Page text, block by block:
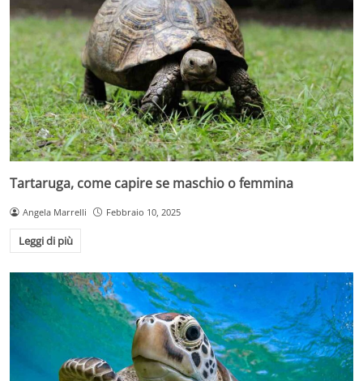
Tartaruga, come capire se maschio o femmina
Angela Marrelli Febbraio 10, 2025
Leggi di più